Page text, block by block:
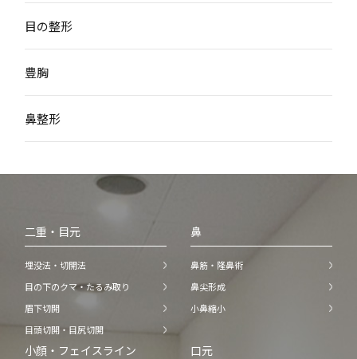
目の整形
豊胸
鼻整形
二重・目元
埋没法・切開法
目の下のクマ・たるみ取り
眉下切開
目頭切開・目尻切開
鼻
鼻筋・隆鼻術
鼻尖形成
小鼻縮小
小顔・フェイスライン 口元